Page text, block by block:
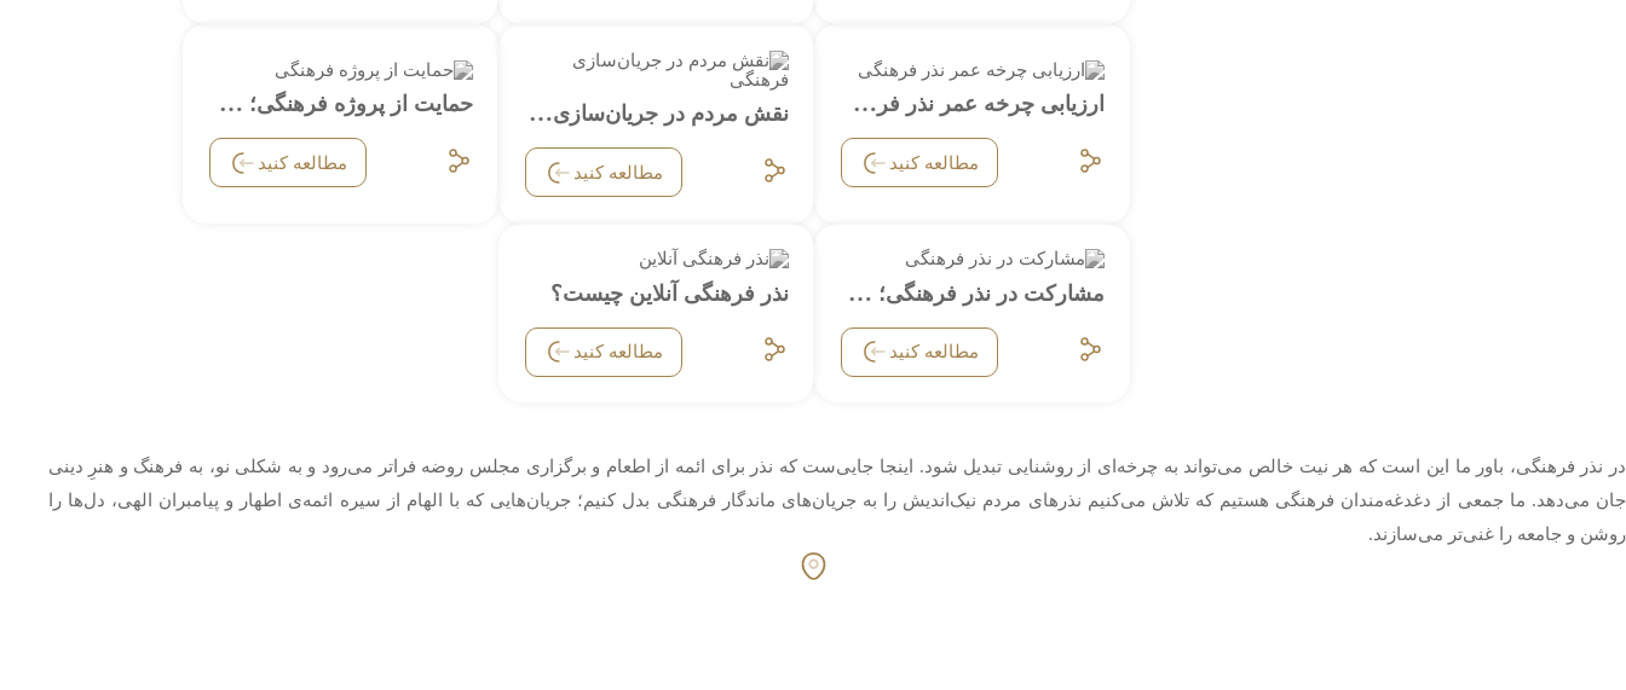
ارزیابی چرخه عمر نذر فرهنگی: از ایده تا اجرا و تاثیر
مطالعه کنید
نقش مردم در جریان‌سازی فرهنگی: تأثیرگذاری مثبت در جامعه
مطالعه کنید
حمایت از پروژه فرهنگی؛ قدمی کوچک برای تغییری بزرگ
مطالعه کنید
مشارکت در نذر فرهنگی؛ سهم ما در ساخت آینده روشن
مطالعه کنید
نذر فرهنگی آنلاین چیست؟
مطالعه کنید
در نذر فرهنگی، باور ما این است که هر نیت خالص می‌تواند به چرخه‌ای از روشنایی تبدیل شود. اینجا جایی‌ست که نذر برای ائمه از اطعام و برگزاری مجلس روضه فراتر می‌رود و به شکلی نو، به فرهنگ و هنرِ دینی
جان می‌دهد. ما جمعی از دغدغه‌مندان فرهنگی هستیم که تلاش می‌کنیم نذرهای مردم نیک‌اندیش را به جریان‌های ماندگار فرهنگی بدل کنیم؛ جریان‌هایی که با الهام از سیره ائمه‌ی اطهار و پیامبران الهی، دل‌ها را
روشن و جامعه را غنی‌تر می‌سازند.